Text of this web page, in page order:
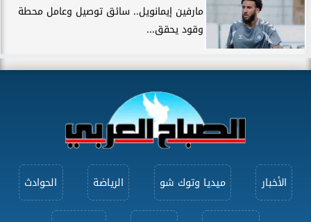
مارفين إيمانويل.. سائق توصيل وعامل محطة
وقود يحقق...
الأخبار ميديا وتوك شو الرياضة الحوادث